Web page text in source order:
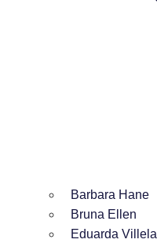
Barbara Hane
Bruna Ellen
Eduarda Villela